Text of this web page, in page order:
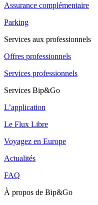
Assurance complémentaire
Parking
Services aux professionnels
Offres professionnels
Services professionnels
Services Bip&Go
L’application
Le Flux Libre
Voyagez en Europe
Actualités
FAQ
À propos de Bip&Go